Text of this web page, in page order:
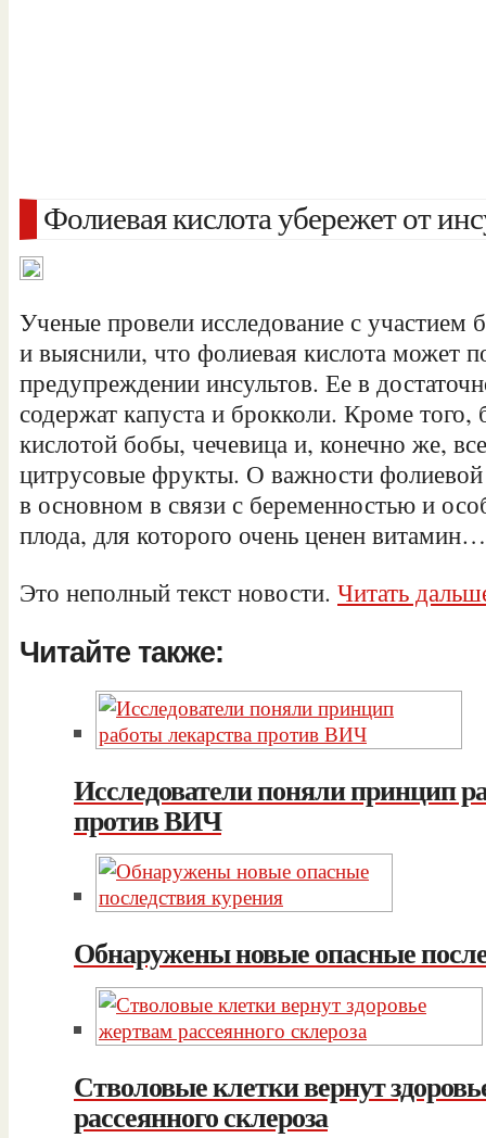
Фолиевая кислота убережет от
Ученые провели исследование с участием
и выяснили, что фолиевая кислота может
предупреждении инсультов. Ее в
содержат капуста и брокколи. Кроме того,
кислотой бобы, чечевица и, конечно же,
цитрусовые фрукты. О важности
в основном в связи с беременностью и
плода, для которого очень ценен витамин…
Это неполный текст новости. Читать
Читайте также:
Исследователи поняли принцип
против ВИЧ
Обнаружены новые опасные
Стволовые клетки вернут
рассеянного склероза